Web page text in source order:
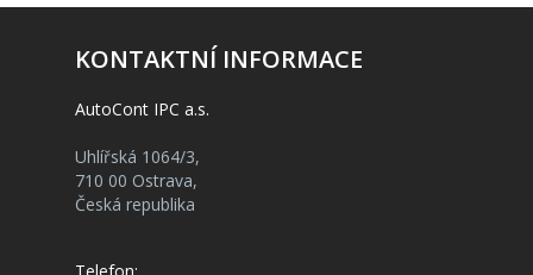
KONTAKTNÍ INFORMACE
AutoCont IPC a.s.
Uhlířská 1064/3,
710 00 Ostrava,
Česká republika